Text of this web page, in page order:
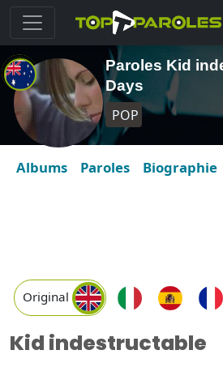
Paroles Kid
Days
POP
Albums Paroles Biographie
Original
Kid indestructable